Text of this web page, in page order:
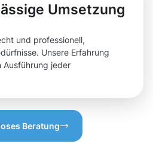
Umsetzung
und professionell,
Unsere Erfahrung
Ausführung jeder
Beratung